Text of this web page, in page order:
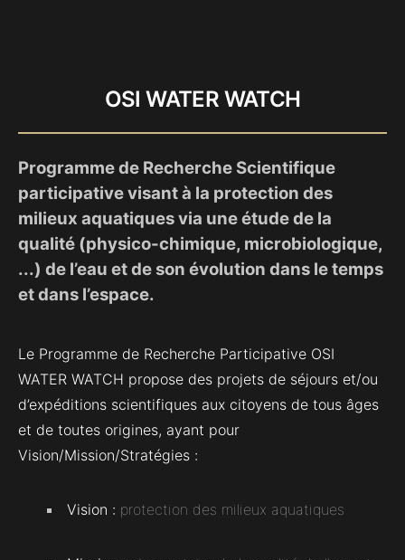
OSI WATER WATCH
Programme de Recherche Scientifique
participative visant à la protection des
milieux aquatiques via une étude de la
qualité (physico-chimique, microbiologique,
...) de l’eau et de son évolution dans le temps
et dans l’espace.
Le Programme de Recherche Participative OSI
WATER WATCH propose des projets de séjours et/ou
d’expéditions scientifiques aux citoyens de tous âges
et de toutes origines, ayant pour
Vision/Mission/Stratégies :
Vision : protection des milieux aquatiques